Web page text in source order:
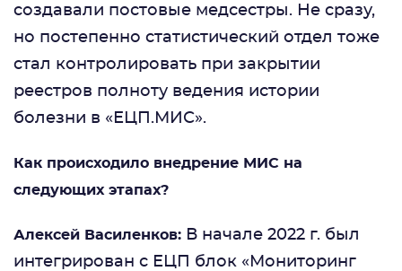
создавали постовые медсестры. Не сразу,
но постепенно статистический отдел тоже
стал контролировать при закрытии
реестров полноту ведения истории
болезни в «ЕЦП.МИС».
Как происходило внедрение МИС на
следующих этапах?
Алексей Василенков: В начале 2022 г. был
интегрирован с ЕЦП блок «Мониторинг